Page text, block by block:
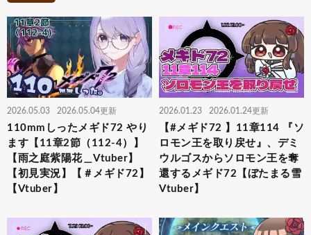
2026.05.03 2026.05.04更新
110mmしったメギド72 やり
ます【11章2節（112-4）】
【雨之庭紫陽花＿Vtuber】
【初見実況】【＃メギド72】
【Vtuber】
2026.01.23 2026.01.24更新
【#メギド72 】11章114 『ソ
ロモン王を取り戻せ』、デミ
ウルゴスからソロモン王を奪
還するメギド72【ぼたまる雪
Vtuber】